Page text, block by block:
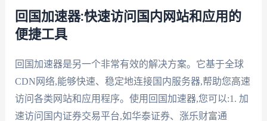
回国加速器:快速访问国内网站和应用的
便捷工具
回国加速器是另一个非常有效的解决方案。它基于全球
CDN网络,能够快速、稳定地连接国内服务器,帮助您高速
访问各类网站和应用程序。使用回国加速器,您可以:1. 加
速访问国内证券交易平台,如华泰证券、涨乐财富通